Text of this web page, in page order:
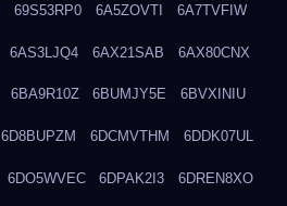
69S53RP0 6A5ZOVTI 6A7TVFIW
6AS3LJQ4 6AX21SAB 6AX80CNX
6BA9R10Z 6BUMJY5E 6BVXINIU
6D8BUPZM 6DCMVTHM 6DDK07UL
6DO5WVEC 6DPAK2I3 6DREN8XO